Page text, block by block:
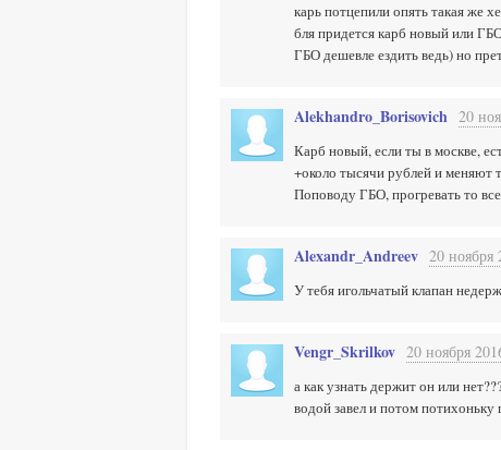
карь потцепили опять такая же
бля придется карб новый или
ГБО дешевле ездить ведь) но
Alekhandro_Borisovich 20
Карб новый, если ты в москве,
+около тысячи рублей и меняют
Поповоду ГБО, прогревать то
Alexandr_Andreev 20 ноября
У тебя игольчатый клапан
Vengr_Skrilkov 20 ноября
а как узнать держит он или
водой завел и потом